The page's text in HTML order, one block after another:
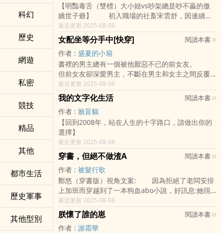
科幻
歷史
網遊
私密
競技
精品
其他
都市生活
歷史軍事
其他型別
【明豔毒舌（雙標）大小姐vs吵架總是吵不贏的傲
嬌世子爺】 初入職場的社畜宋雲舒，因連續多
日加班不幸猝死，結果意外穿越到大魏朝丞相府唯
一的嫡女身上。 穿成高門貴女，宋雲舒的日子
過得可謂如魚得水
最近更新 2025-08-09
女配坐等分手中[快穿] 閱讀本書
作者 : 盛夏的小扇
書裡的男主總有一個被他厭惡不已的前女友。
但前女友卻深愛男主，不斷在男主和女主之間反覆
橫跳作妖，最後不是眾叛親離就是非死即傷，慘得
一批。 陸央的任務很簡單，就是拿到鉅額分手
費瀟灑走人。
最近更新 2025-08-09
我的文字化生活 閱讀本書
作者 : 臉盲貓
【回到2008年，站在人生的十字路口，請做出你的
選擇】
最近更新 2025-08-08
穿書，但絕不做渣A 閱讀本書
作者 : 被髮行歌
鄭悠（穿書版）視角文案: 因為拒絕了老闆安排
上加班而穿越到了一本狗血abo小說，好訊息:她現
在成了總裁。壞訊息:如果崩人設會受到懲罰。
就這樣，鄭悠在系統的督促下，對公司業務不管不
顧，每天沉浸式
最近更新 2025-08-08
朕懷了誰的崽 閱讀本書
作者 : 謝霜華